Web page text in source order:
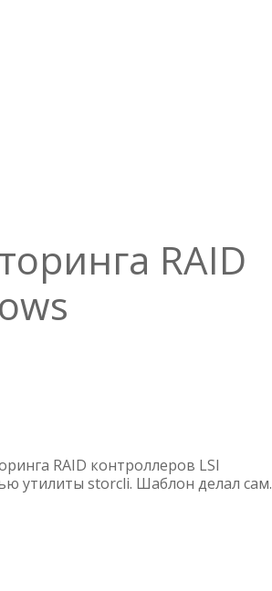
RAID
RAID контроллеров LSI
утилиты storcli. Шаблон делал сам.